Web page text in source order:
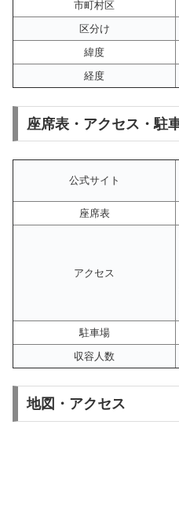
市町村区
区分け
緯度
経度
座席表・アクセス・駐
公式サイト
座席表
アクセス
駐車場
収容人数
地図・アクセス